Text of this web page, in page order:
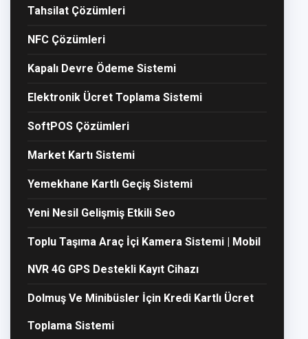
Tahsilat Çözümleri
NFC Çözümleri
Kapalı Devre Ödeme Sistemi
Elektronik Ücret Toplama Sistemi
SoftPOS Çözümleri
Market Kartı Sistemi
Yemekhane Kartlı Geçiş Sistemi
Yeni Nesil Gelişmiş Etkili Seo
Toplu Taşıma Araç İçi Kamera Sistemi | Mobil
NVR 4G GPS Destekli Kayıt Cihazı
Dolmuş Ve Minibüsler İçin Kredi Kartlı Ücret
Toplama Sistemi